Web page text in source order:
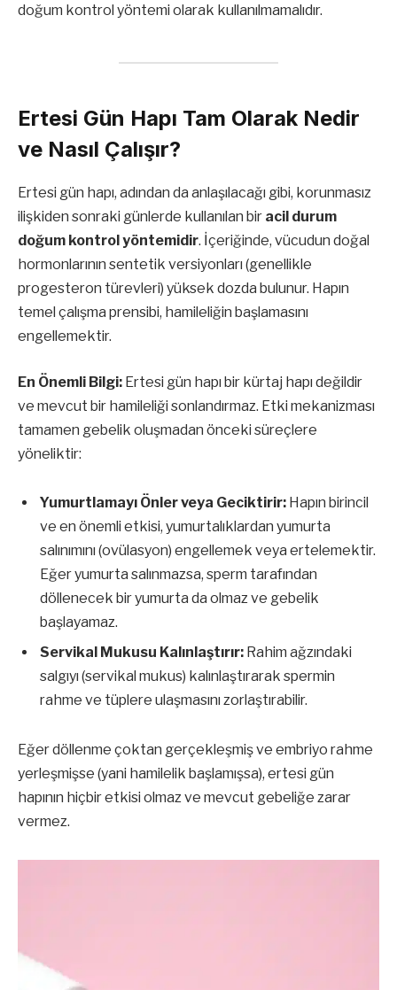
doğum kontrol yöntemi olarak kullanılmamalıdır.
Ertesi Gün Hapı Tam Olarak Nedir
ve Nasıl Çalışır?
Ertesi gün hapı, adından da anlaşılacağı gibi, korunmasız
ilişkiden sonraki günlerde kullanılan bir acil durum
doğum kontrol yöntemidir. İçeriğinde, vücudun doğal
hormonlarının sentetik versiyonları (genellikle
progesteron türevleri) yüksek dozda bulunur. Hapın
temel çalışma prensibi, hamileliğin başlamasını
engellemektir.
En Önemli Bilgi: Ertesi gün hapı bir kürtaj hapı değildir
ve mevcut bir hamileliği sonlandırmaz. Etki mekanizması
tamamen gebelik oluşmadan önceki süreçlere
yöneliktir:
Yumurtlamayı Önler veya Geciktirir: Hapın birincil
ve en önemli etkisi, yumurtalıklardan yumurta
salınımını (ovülasyon) engellemek veya ertelemektir.
Eğer yumurta salınmazsa, sperm tarafından
döllenecek bir yumurta da olmaz ve gebelik
başlayamaz.
Servikal Mukusu Kalınlaştırır: Rahim ağzındaki
salgıyı (servikal mukus) kalınlaştırarak spermin
rahme ve tüplere ulaşmasını zorlaştırabilir.
Eğer döllenme çoktan gerçekleşmiş ve embriyo rahme
yerleşmişse (yani hamilelik başlamışsa), ertesi gün
hapının hiçbir etkisi olmaz ve mevcut gebeliğe zarar
vermez.